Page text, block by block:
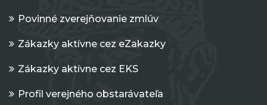
Povinné zverejňovanie zmlúv
Zákazky aktívne cez eZakazky
Zákazky aktívne cez EKS
Profil verejného obstarávateľa